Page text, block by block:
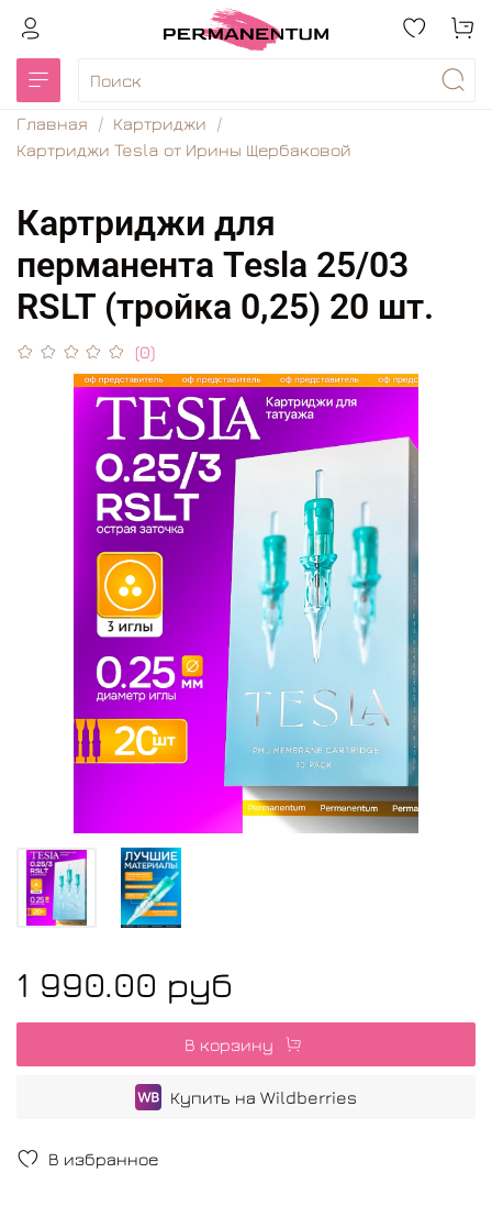
Главная
Картриджи
Картриджи Tesla от Ирины Щербаковой
Картриджи для
перманента Tesla 25/03
RSLT (тройка 0,25) 20 шт.
(0)
В избранное
1 990.00 руб
В корзину
Купить на Wildberries